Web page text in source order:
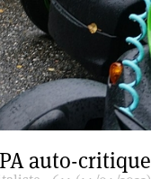
auto-critique